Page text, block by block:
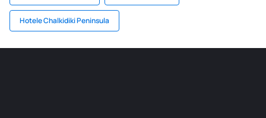
Hotele Chalkidiki Peninsula